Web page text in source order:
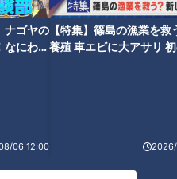
ナゴヤの
なにわ実
06 12:00
【特集】篠島の漁業を救
養殖 車エビに大アサリ
電”使ってみると？
紫外線対策もご紹介